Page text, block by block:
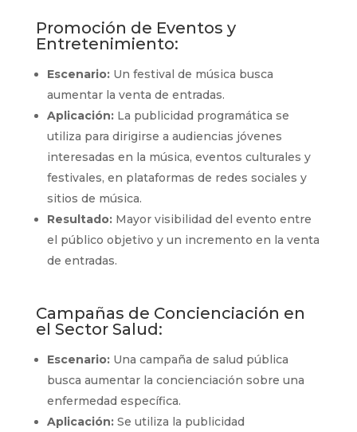
Promoción de Eventos y
Entretenimiento:
Escenario:Un festival de música busca
aumentar la venta de entradas.
Aplicación:La publicidad programática se
utiliza para dirigirse a audiencias jóvenes
interesadas en la música, eventos culturales y
festivales, en plataformas de redes sociales y
sitios de música.
Resultado:Mayor visibilidad del evento entre
el público objetivo y un incremento en la venta
de entradas.
Campañas de Concienciación en
el Sector Salud:
Escenario:Una campaña de salud pública
busca aumentar la concienciación sobre una
enfermedad específica.
Aplicación:Se utiliza la publicidad